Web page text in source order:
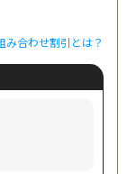
み合わせ割引とは？